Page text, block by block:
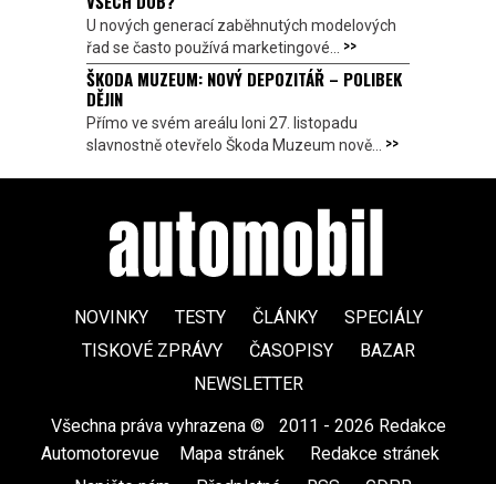
U nových generací zaběhnutých modelových
řad se často používá marketingové... >>
ŠKODA MUZEUM: NOVÝ DEPOZITÁŘ – POLIBEK
DĚJIN
Přímo ve svém areálu loni 27. listopadu
slavnostně otevřelo Škoda Muzeum nově... >>
NOVINKY TESTY ČLÁNKY
SPECIÁLY
TISKOVÉ ZPRÁVY
ČASOPISY
BAZAR
NEWSLETTER
Všechna práva vyhrazena ©
2011 - 2026 Redakce
Automotorevue
Mapa stránek Redakce stránek